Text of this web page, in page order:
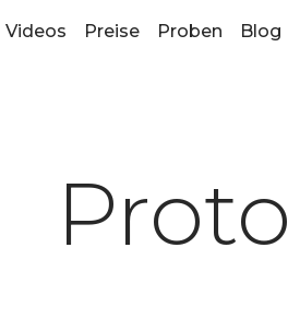
Videos Preise Proben Blog